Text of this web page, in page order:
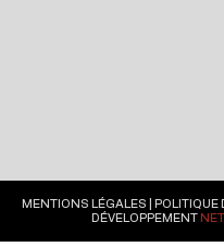
MENTIONS LÉGALES POLITIQUE
DÉVELOPPEMENT